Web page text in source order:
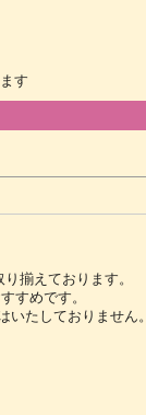
す
揃えております。
すめです。
たしておりません。